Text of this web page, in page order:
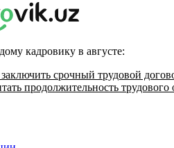
кадровику в августе:
срочный трудовой
продолжительность трудового